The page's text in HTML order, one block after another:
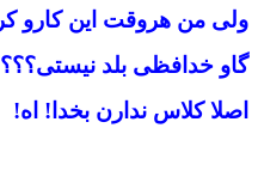
ولی من هروقت این کارو
گاو خدافظی بلد نیستی؟؟؟
اصلا کلاس ندارن بخدا! اه!